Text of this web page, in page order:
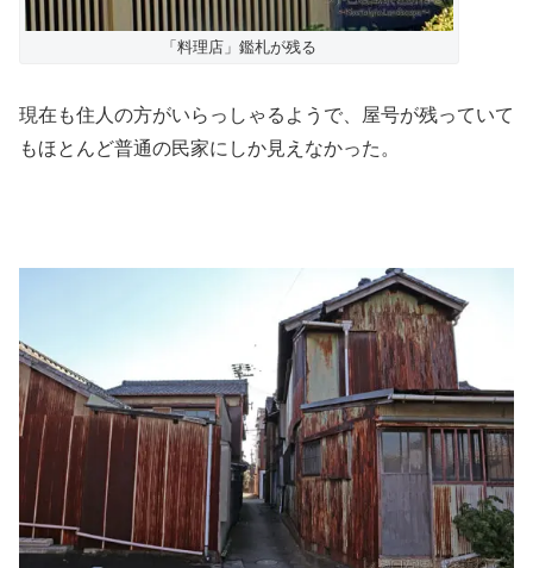
「料理店」鑑札が残る
現在も住人の方がいらっしゃるようで、屋号が残っていて
もほとんど普通の民家にしか見えなかった。